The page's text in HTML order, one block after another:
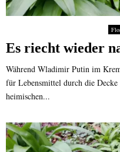
Es riecht wieder
Während Wladimir Putin im
für Lebensmittel durch die Decke
heimischen...